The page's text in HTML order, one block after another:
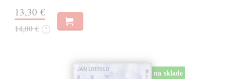
13,30 €
14,00 € ?
na sklade